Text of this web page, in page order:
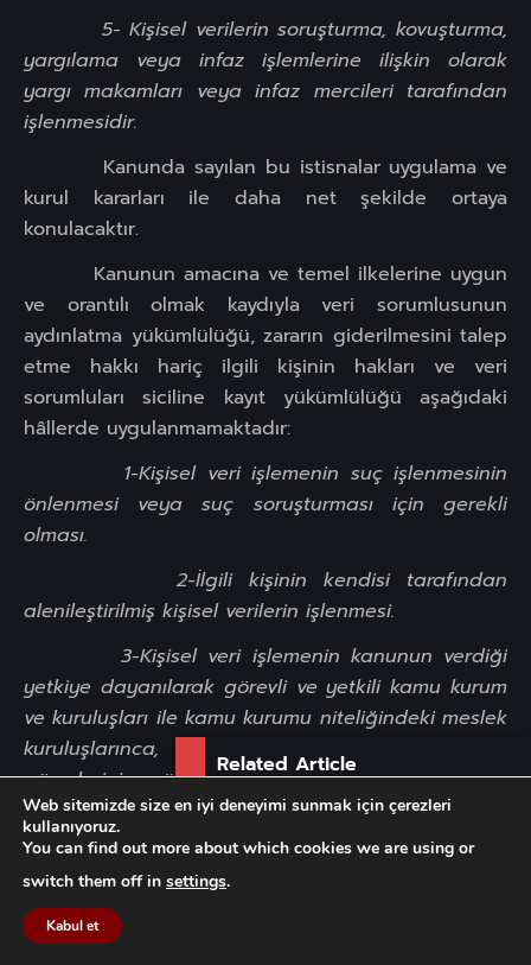
5- Kişisel verilerin soruşturma, kovuşturma,
yargılama veya infaz işlemlerine ilişkin olarak
yargı makamları veya infaz mercileri tarafından
işlenmesidir.
Kanunda sayılan bu istisnalar uygulama ve
kurul kararları ile daha net şekilde ortaya
konulacaktır.
Kanunun amacına ve temel ilkelerine uygun
ve orantılı olmak kaydıyla veri sorumlusunun
aydınlatma yükümlülüğü, zararın giderilmesini talep
etme hakkı hariç ilgili kişinin hakları ve veri
sorumluları siciline kayıt yükümlülüğü aşağıdaki
hâllerde uygulanmamaktadır:
1-Kişisel veri işlemenin suç işlenmesinin
önlenmesi veya suç soruşturması için gerekli
olması.
2-İlgili kişinin kendisi tarafından
alenileştirilmiş kişisel verilerin işlenmesi.
3-Kişisel veri işlemenin kanunun verdiği
yetkiye dayanılarak görevli ve yetkili kamu kurum
ve kuruluşları ile kamu kurumu niteliğindeki meslek
kuruluşlarınca, denetleme veya düzenleme
görevlerinin yürütülmesi ile disiplin soruşturma
veya kovuşturması için gerekli olması.
4- Kişisel veri işlemenin bütçe, vergi ve mali
konulara ilişkin olarak Devletin ekonomik ve mali
çıkarlarının korunması için gerekli olması,
Related Article
Gebelik ve Doğum Sonrası
Web sitemizde size en iyi deneyimi sunmak için çerezleri
kullanıyoruz.
You can find out more about which cookies we are using or
switch them off in settings.
Kabul et